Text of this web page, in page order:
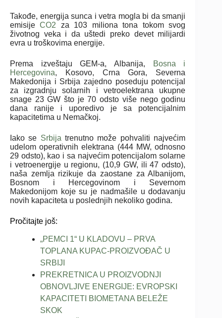
Takođe, energija sunca i vetra mogla bi da smanji
emisijeCO2 za 103 miliona tona tokom svog
životnog veka i da uštedi preko devet milijardi
evra u troškovima energije.
Prema izveštaju GEM-a, Albanija,
Bosna i
Hercegovina, Kosovo, Crna Gora, Severna
Makedonija i Srbija zajedno poseduju potencijal
za izgradnju solarnih i vetroelektrana ukupne
snage 23 GW što je 70 odsto više nego godinu
dana ranije i uporedivo je sa potencijalnim
kapacitetima u Nemačkoj.
Iako se Srbija trenutno može pohvaliti najvećim
udelom operativnih elektrana (444 MW, odnosno
29 odsto), kao i sa najvećim potencijalom solarne
i vetroenergije u regionu, (10,9 GW, ili 47 odsto),
naša zemlja rizikuje da zaostane za Albanijom,
Bosnom i Hercegovinom i Severnom
Makedonijom koje su je nadmašile u dodavanju
novih kapaciteta u poslednjih nekoliko godina.
Pročitajte još:
„PEMCI 1“ U KLADOVU – PRVA
TOPLANA KUPAC-PROIZVOĐAČ U
SRBIJI
PREKRETNICA U PROIZVODNJI
OBNOVLJIVE ENERGIJE: EVROPSKI
KAPACITETI BIOMETANA BELEŽE
SKOK